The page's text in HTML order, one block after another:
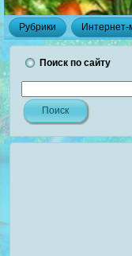
Рубрики Интернет-
Поиск по сайту